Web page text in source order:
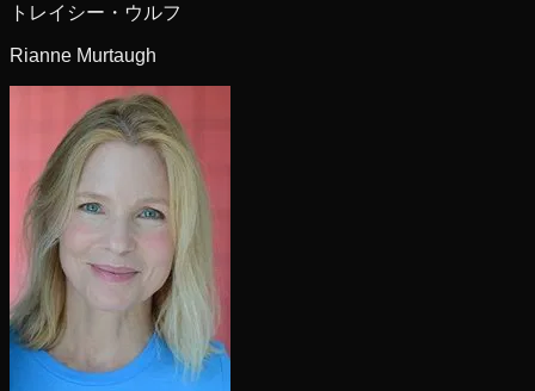
トレイシー・ウルフ
Rianne Murtaugh